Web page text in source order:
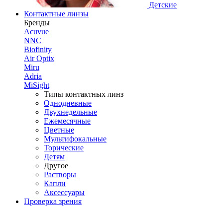
Детские
Контактные линзы
Бренды
Acuvue
NNC
Biofinity
Air Optix
Miru
Adria
MiSight
Типы контактных линз
Однодневные
Двухнедельные
Ежемесячные
Цветные
Мультифокальные
Торические
Детям
Другое
Растворы
Капли
Аксессуары
Проверка зрения